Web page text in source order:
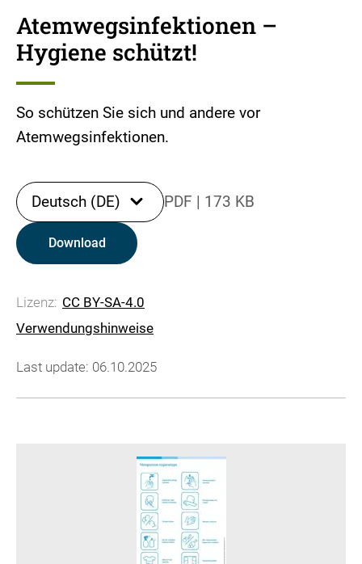
Atemwegsinfektionen –
Hygiene schützt!
So schützen Sie sich und andere vor
Atemwegsinfektionen.
Deutsch (DE) PDF | 173 KB
Download
Lizenz: CC BY-SA-4.0
Verwendungshinweise
Last update: 06.10.2025